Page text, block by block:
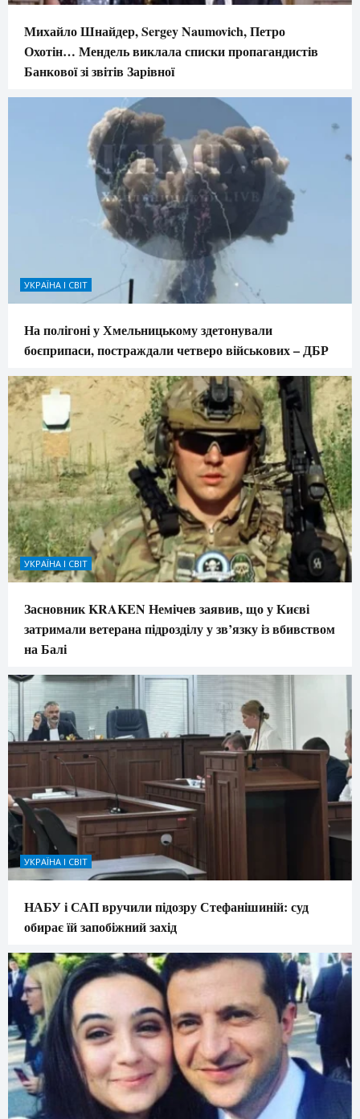
Михайло Шнайдер, Sergey Naumovich, Петро
Охотін… Мендель виклала списки пропагандистів
Банкової зі звітів Зарівної
УКРАЇНА І СВІТ
На полігоні у Хмельницькому здетонували
боєприпаси, постраждали четверо військових – ДБР
УКРАЇНА І СВІТ
Засновник KRAKEN Немічев заявив, що у Києві
затримали ветерана підрозділу у зв’язку із вбивством
на Балі
УКРАЇНА І СВІТ
НАБУ і САП вручили підозру Стефанішиній: суд
обирає їй запобіжний захід